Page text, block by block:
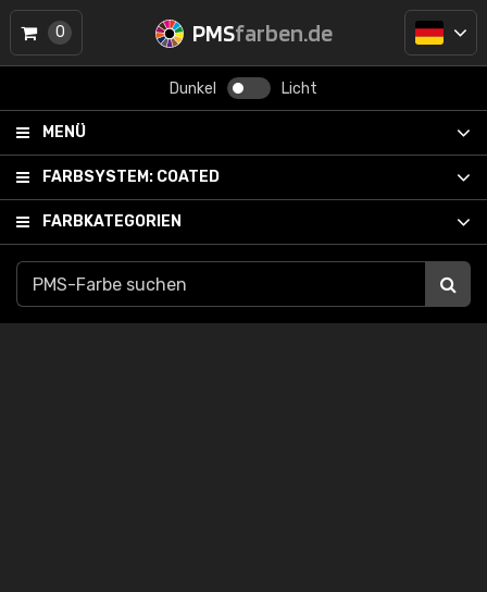
PMSfarben.de
Dunkel Licht
MENÜ
FARBSYSTEM: COATED
FARBKATEGORIEN
0